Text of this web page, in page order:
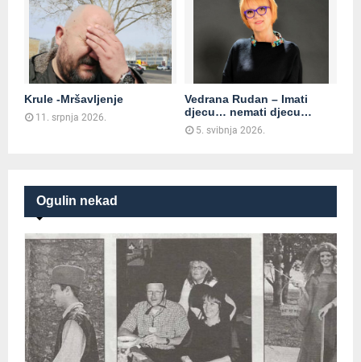
Krule -Mršavljenje
11. srpnja 2026.
Vedrana Rudan – Imati
djecu… nemati djecu…
5. svibnja 2026.
Ogulin nekad